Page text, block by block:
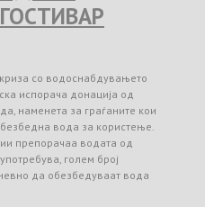
со водоснабдувањето
испорача донација од
наменета за граѓаните кои
вода за користење.
препорачаа водата од
голем број
да обезбедуваат вода